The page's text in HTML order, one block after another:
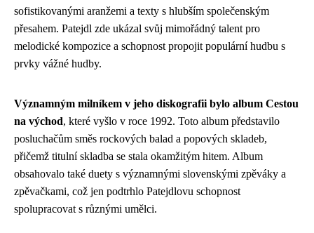
sofistikovanými aranžemi a texty s hlubším společenským
přesahem. Patejdl zde ukázal svůj mimořádný talent pro
melodické kompozice a schopnost propojit populární hudbu s
prvky vážné hudby.
Významným milníkem v jeho diskografii bylo album Cestou
na východ, které vyšlo v roce 1992. Toto album představilo
posluchačům směs rockových balad a popových skladeb,
přičemž titulní skladba se stala okamžitým hitem. Album
obsahovalo také duety s významnými slovenskými zpěváky a
zpěvačkami, což jen podtrhlo Patejdlovu schopnost
spolupracovat s různými umělci.